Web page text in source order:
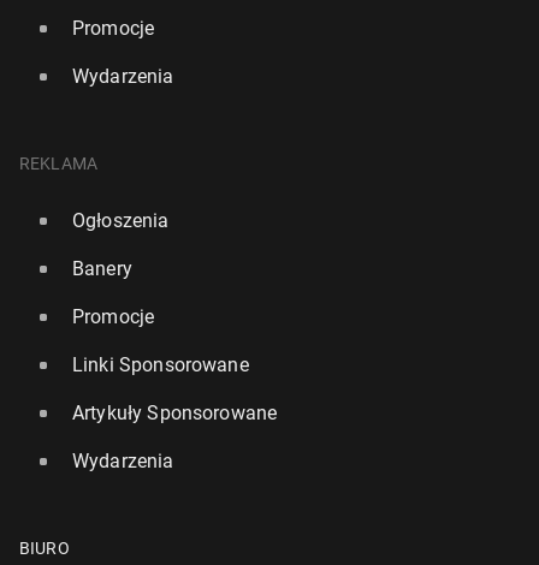
Promocje
Wydarzenia
REKLAMA
Ogłoszenia
Banery
Promocje
Linki Sponsorowane
Artykuły Sponsorowane
Wydarzenia
BIURO